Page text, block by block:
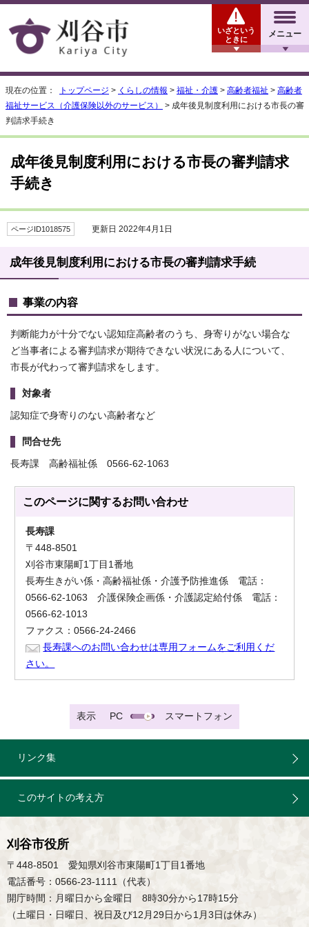
メニュー
いざという
ときに
現在の位置： トップページ > くらしの情報 > 福祉・介護 > 高齢者福祉 > 高齢者
福祉サービス（介護保険以外のサービス）
> 成年後見制度利用における市長の審
判請求手続き
成年後見制度利用における市長の審判請求
手続き
ページID1018575 更新日 2022年4月1日
成年後見制度利用における市長の審判請求手続
事業の内容
判断能力が十分でない認知症高齢者のうち、身寄りがない場合な
ど当事者による審判請求が期待できない状況にある人について、
市長が代わって審判請求をします。
対象者
認知症で身寄りのない高齢者など
問合せ先
長寿課 高齢福祉係 0566-62-1063
このページに関するお問い合わせ
長寿課
〒448-8501
刈谷市東陽町1丁目1番地
長寿生きがい係・高齢福祉係・介護予防推進係 電話：
0566-62-1063 介護保険企画係・介護認定給付係 電話：
0566-62-1013
ファクス：0566-24-2466
長寿課へのお問い合わせは専用フォームをご利用くだ
さい。
表示 PC スマートフォン
リンク集
このサイトの考え方
刈谷市役所
〒448-8501 愛知県刈谷市東陽町1丁目1番地
電話番号：0566-23-1111（代表）
開庁時間：月曜日から金曜日 8時30分から17時15分
（土曜日・日曜日、祝日及び12月29日から1月3日は休み）